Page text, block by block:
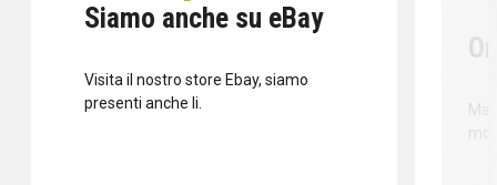
Siamo anche su eBay
Visita il nostro store Ebay, siamo
presenti anche li.